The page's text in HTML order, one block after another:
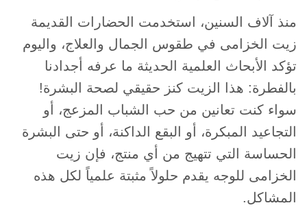
منذ آلاف السنين، استخدمت الحضارات القديمة
زيت الخزامى في طقوس الجمال والعلاج، واليوم
تؤكد الأبحاث العلمية الحديثة ما عرفه أجدادنا
بالفطرة: هذا الزيت كنز حقيقي لصحة البشرة!
سواء كنت تعانين من حب الشباب المزعج، أو
التجاعيد المبكرة، أو البقع الداكنة، أو حتى البشرة
الحساسة التي تتهيج من أي منتج، فإن زيت
الخزامى للوجه يقدم حلولاً مثبتة علمياً لكل هذه
المشاكل.